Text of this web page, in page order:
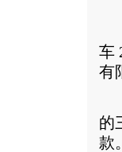
车
有
的
款